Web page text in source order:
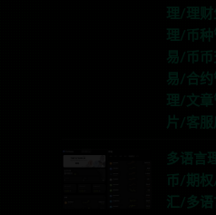
理/理财
理/币种
易/币币
易/合约
理/文章
片/客
多语言
币/期
汇/多语